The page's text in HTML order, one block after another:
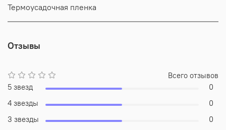
Термоусадочная пленка
Отзывы
Всего отзывов
5 звезд
0
4 звезды
0
3 звезды
0